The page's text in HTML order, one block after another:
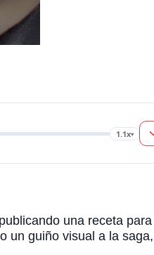
1.1x▾
una receta
un guiño visual a la